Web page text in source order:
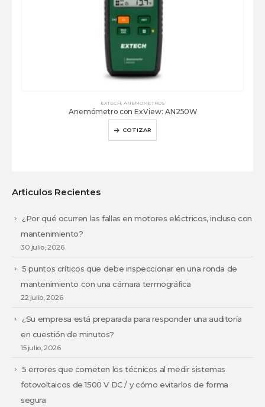
EXTECH ANEMOMETROS
Anemómetro con ExView: AN250W
COTIZAR
Articulos Recientes
¿Por qué ocurren las fallas en motores eléctricos, incluso con
mantenimiento?
30 julio, 2026
5 puntos críticos que debe inspeccionar en una ronda de
mantenimiento con una cámara termográfica
22 julio, 2026
¿Su empresa está preparada para responder una auditoría
en cuestión de minutos?
15 julio, 2026
5 errores que cometen los técnicos al medir sistemas
fotovoltaicos de 1500 V DC / y cómo evitarlos de forma
segura